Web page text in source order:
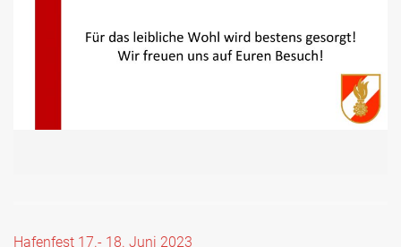
Hafenfest 17.- 18. Juni 2023